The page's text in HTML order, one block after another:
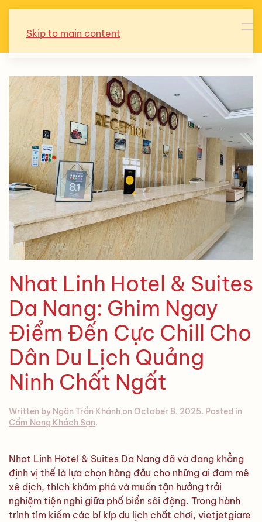
Skip to main content
Nhat Linh Hotel & Suites
Da Nang: Ghim Ngay
Điểm Đến Cực Chill Cho
Dân Du Lịch Quảng
Ninh Chất Ngất
Written by Ngân Trần Khánh on October 8, 2025. Posted in
Cẩm Nang Khách Sạn.
Nhat Linh Hotel & Suites Da Nang đã và đang khẳng
định vị thế là lựa chọn hàng đầu cho những ai đam mê
xê dịch, thích khám phá và muốn tận hưởng trải
nghiệm tiện nghi giữa phố biển sôi động. Trong hành
trình tìm kiếm các bí kíp du lịch chất chơi, vietjetgiare